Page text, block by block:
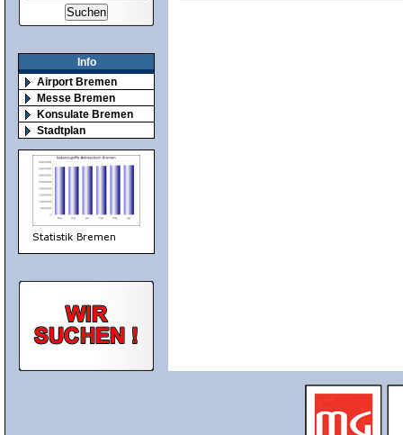
Info
Airport Bremen
Messe Bremen
Konsulate Bremen
Stadtplan